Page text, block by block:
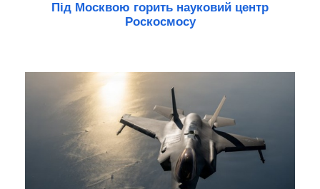
Під Москвою горить науковий центр
Роскосмосу